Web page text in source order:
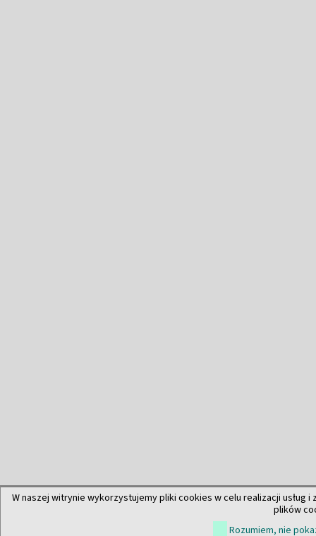
W naszej witrynie wykorzystujemy pliki cookies w celu realizacji usług i
plików
Rozumiem, nie